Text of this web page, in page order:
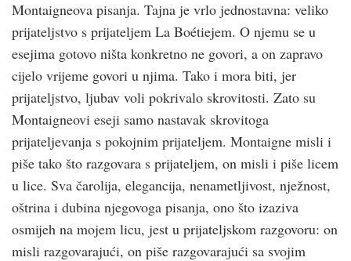
Montaigneova pisanja. Tajna je vrlo jednostavna: veliko
prijateljstvo s prijateljem La Boétiejem. O njemu se u
esejima gotovo ništa konkretno ne govori, a on zapravo
cijelo vrijeme govori u njima. Tako i mora biti, jer
prijateljstvo, ljubav voli pokrivalo skrovitosti. Zato su
Montaigneovi eseji samo nastavak skrovitoga
prijateljevanja s pokojnim prijateljem. Montaigne misli i
piše tako što razgovara s prijateljem, on misli i piše licem
u lice. Sva čarolija, elegancija, nenametljivost, nježnost,
oštrina i dubina njegovoga pisanja, ono što izaziva
osmijeh na mojem licu, jest u prijateljskom razgovoru: on
misli razgovarajući, on piše razgovarajući sa svojim